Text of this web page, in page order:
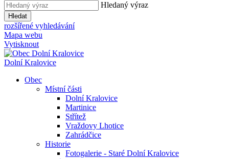
Hledaný výraz
Hledat
rozšířené vyhledávání
Mapa webu
Vytisknout
Dolní Kralovice
Obec
Místní části
Dolní Kralovice
Martinice
Střítež
Vraždovy Lhotice
Zahrádčice
Historie
Fotogalerie - Staré Dolní Kralovice